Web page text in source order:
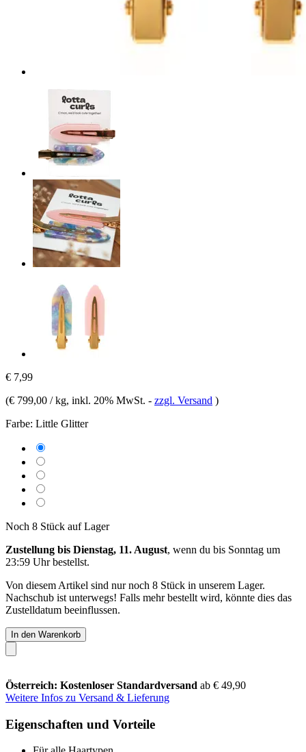
€ 7,99
(€ 799,00 / kg, inkl. 20% MwSt. - zzgl. Versand )
Farbe: Little Glitter
Noch 8 Stück auf Lager
Zustellung bis Dienstag, 11. August, wenn du bis Sonntag um
23:59 Uhrbestellst.
Von diesem Artikel sind nur noch 8 Stück in unserem Lager.
Nachschub ist unterwegs! Falls mehr bestellt wird, könnte dies das
Zustelldatum beeinflussen.
In den Warenkorb
Österreich: Kostenloser Standardversand ab € 49,90
Weitere Infos zu Versand & Lieferung
Eigenschaften und Vorteile